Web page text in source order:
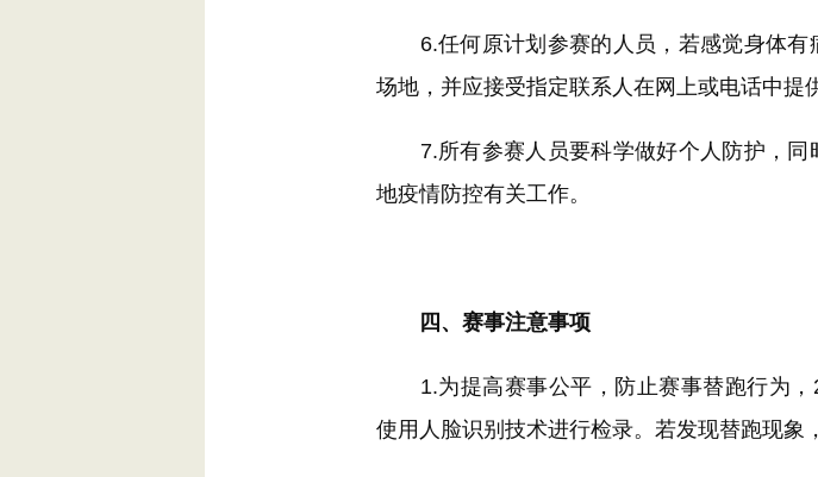
6.任何原计划参赛的人员，若感觉身体有
场地，并应接受指定联系人在网上或电话中提
7.所有参赛人员要科学做好个人防护，同
地疫情防控有关工作。
四、赛事注意事项
1.为提高赛事公平，防止赛事替跑行为，
使用人脸识别技术进行检录。若发现替跑现象